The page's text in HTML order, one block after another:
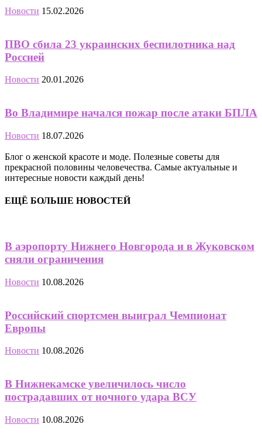
Новости 15.02.2026
ПВО сбила 23 украинских беспилотника над
Россией
Новости 20.01.2026
Во Владимире начался пожар после атаки БПЛА
Новости 18.07.2026
Блог о женской красоте и моде. Полезные советы для
прекрасной половины человечества. Самые актуальные и
интересные новости каждый день!
ЕЩЁ БОЛЬШЕ НОВОСТЕЙ
В аэропорту Нижнего Новгорода и в Жуковском
сняли ограничения
Новости 10.08.2026
Российский спортсмен выиграл Чемпионат
Европы
Новости 10.08.2026
В Нижнекамске увеличилось число
пострадавших от ночного удара ВСУ
Новости 10.08.2026